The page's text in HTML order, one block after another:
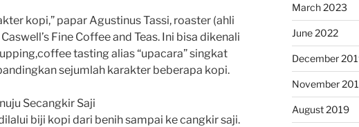
kopi,” papar Agustinus Tassi, roaster (ahli
Fine Coffee and Teas. Ini bisa dikenali
tasting alias “upacara” singkat
sejumlah karakter beberapa kopi.
Secangkir Saji
biji kopi dari benih sampai ke cangkir saji.
March 2023
June 2022
December
November
August 2019